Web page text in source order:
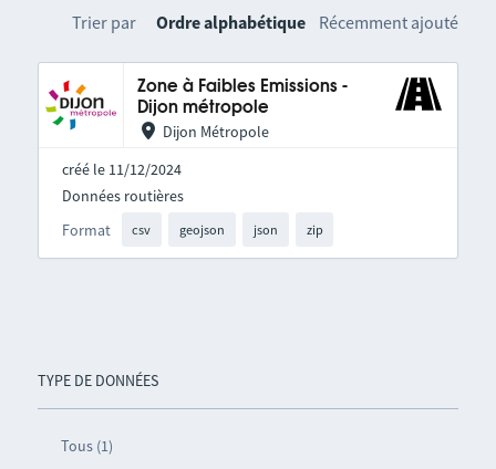
TYPE DE DONNÉES
Tous (1)
Trier par Ordre alphabétique Récemment ajouté
Zone à Faibles Emissions -
Dijon métropole
Dijon Métropole
créé le 11/12/2024
Format csv geojson json zip
Données routières